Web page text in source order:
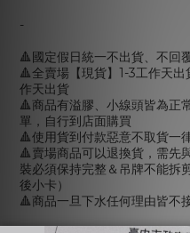
-
🔺國定假日統一不出貨、不回
🔺全賣場【現貨】1-3工作天
作天出貨
🔺商品有溢膠、小線頭皆為正
單，自行到店面購買
🔺使用貨到付款惡意不取貨一
🔺賣場商品可以退換貨，需先
裝必須保持完整＆吊牌不能拆
後小卡）
🔺商品一旦下水任何理由皆不